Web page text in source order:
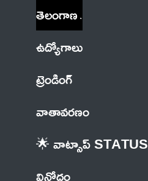
తెలంగాణ
ఉద్యోగాలు
ట్రెండింగ్
వాతావరణం
🌟 వాట్సాప్ STATUS
వినోదం